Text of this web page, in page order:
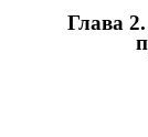
Глава